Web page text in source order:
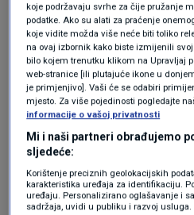
Plaće prate
Povrh svega, poslodavci
zahtijevanju nižeg
dohotka, osobito onih u
razredima, uvijek isticali
koje podržavaju svrhe za čije pružanje
podatke. Ako su alati za praćenje
koje vidite možda više neće biti toliko
na ovaj izbornik kako biste izmijenili
bilo kojem trenutku klikom na Upravljaj
web-stranice [ili plutajuće ikone u
je primjenjivo]. Vaši će se odabiri
mjesto. Za više pojedinosti pogledajte
informacije o vašoj privatnosti
Mi i naši partneri obrađujemo
sljedeće:
Korištenje preciznih geolokacijskih
karakteristika uređaja za identifikaciju.
uređaju. Personalizirano oglašavanje i
sadržaja, uvidi u publiku i razvoj usluga.